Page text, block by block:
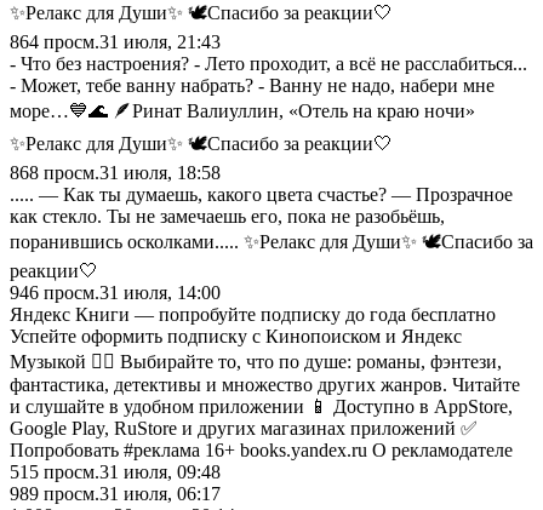
✨Релакс для Души✨ 🕊️Спасибо за реакции🤍
864 просм.31 июля, 21:43
- Что без настроения? - Лето проходит, а всё не расслабиться...
- Может, тебе ванну набрать? - Ванну не надо, набери мне
море…💙🌊 🪶Ринат Валиуллин, «Отель на краю ночи»
✨Релакс для Души✨ 🕊️Спасибо за реакции🤍
868 просм.31 июля, 18:58
..... — Как ты думаешь, какого цвета счастье? — Прозрачное
как стекло. Ты не замечаешь его, пока не разобьёшь,
поранившись осколками..... ✨Релакс для Души✨ 🕊️Спасибо за
реакции🤍
946 просм.31 июля, 14:00
Яндекс Книги — попробуйте подписку до года бесплатно
Успейте оформить подписку с Кинопоиском и Яндекс
Музыкой 🏃‍♂️ Выбирайте то, что по душе: романы, фэнтези,
фантастика, детективы и множество других жанров. Читайте
и слушайте в удобном приложении 📱 Доступно в AppStore,
Google Play, RuStore и других магазинах приложений ✅
Попробовать #реклама 16+ books.yandex.ru О рекламодателе
515 просм.31 июля, 09:48
989 просм.31 июля, 06:17